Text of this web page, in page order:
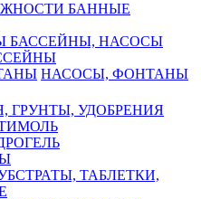
БАННЫЕ
БАССЕЙНЫ, НАСОСЫ
НАСОСЫ, ФОНТАНЫ
ГРУНТЫ, УДОБРЕНИЯ